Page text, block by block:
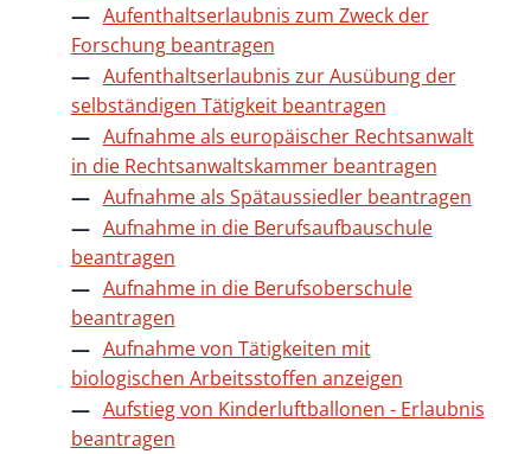
Aufenthaltserlaubnis zum Zweck der
Forschung beantragen
Aufenthaltserlaubnis zur Ausübung der
selbständigen Tätigkeit beantragen
Aufnahme als europäischer Rechtsanwalt
in die Rechtsanwaltskammer beantragen
Aufnahme als Spätaussiedler beantragen
Aufnahme in die Berufsaufbauschule
beantragen
Aufnahme in die Berufsoberschule
beantragen
Aufnahme von Tätigkeiten mit
biologischen Arbeitsstoffen anzeigen
Aufstieg von Kinderluftballonen - Erlaubnis
beantragen